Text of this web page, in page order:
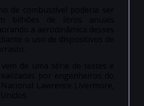
de combustível poderia ser
bilhões de litros anuais
a aerodinâmica desses
o uso de dispositivos de
de uma série de testes e
por engenheiros do
Lawrence Livermore,